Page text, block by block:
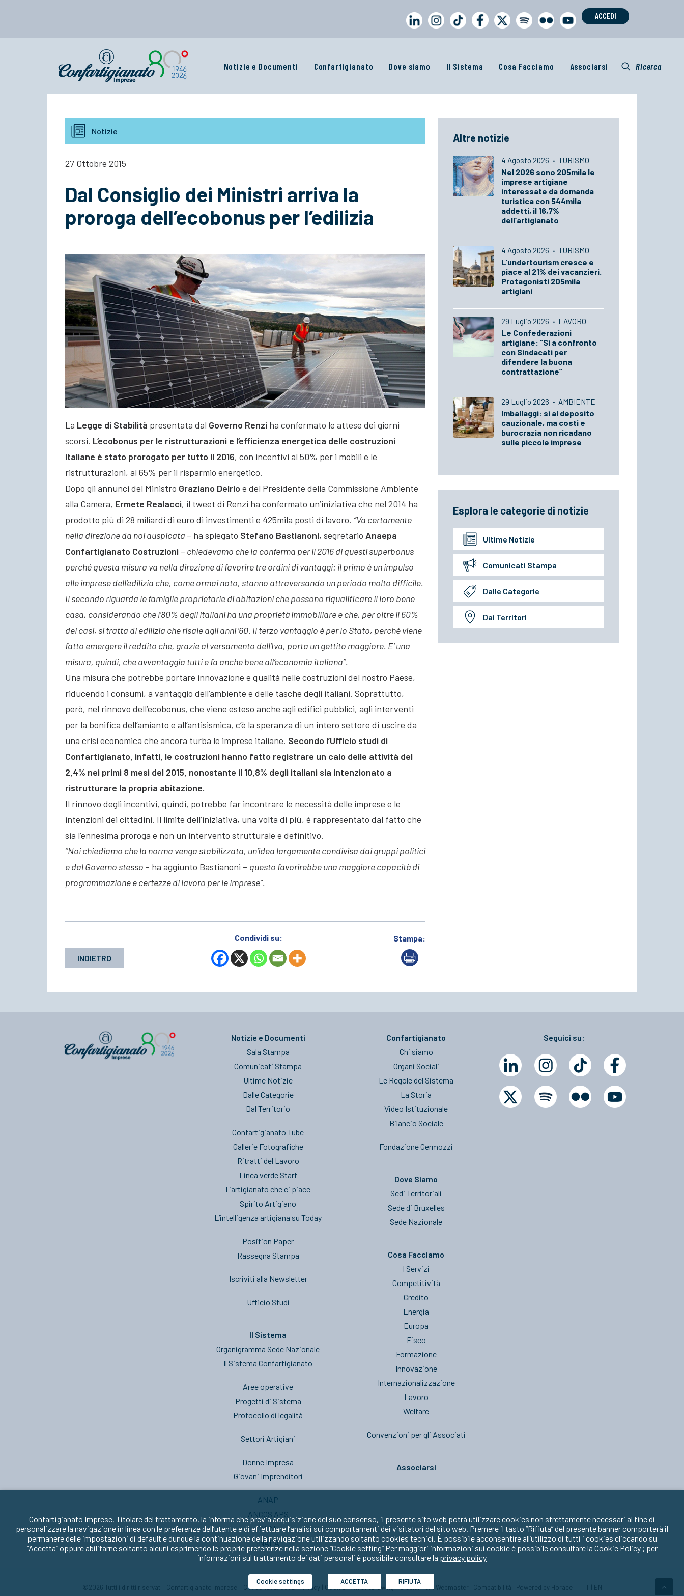
ACCEDI
Notizie e Documenti Confartigianato Dove siamo Il Sistema Cosa Facciamo Associarsi Ricerca
Notizie
27 Ottobre 2015
Dal Consiglio dei Ministri arriva la
proroga dell’ecobonus per l’edilizia
La Legge di Stabilità presentata dal Governo Renzi ha confermato le attese dei giorni
scorsi. L’ecobonus per le ristrutturazioni e l’efficienza energetica delle costruzioni
italiane è stato prorogato per tutto il 2016, con incentivi al 50% per i mobili e le
ristrutturazioni, al 65% per il risparmio energetico.
Dopo gli annunci del Ministro Graziano Delrio e del Presidente della Commissione Ambiente
alla Camera, Ermete Realacci, il tweet di Renzi ha confermato un’iniziativa che nel 2014 ha
prodotto più di 28 miliardi di euro di investimenti e 425mila posti di lavoro. “Va certamente
nella direzione da noi auspicata – ha spiegato Stefano Bastianoni, segretario Anaepa
Confartigianato Costruzioni – chiedevamo che la conferma per il 2016 di questi superbonus
perché questa misura va nella direzione di favorire tre ordini di vantaggi: il primo è un impulso
alle imprese dell’edilizia che, come ormai noto, stanno attraversando un periodo molto difficile.
Il secondo riguarda le famiglie proprietarie di abitazioni che possono riqualificare il loro bene
casa, considerando che l’80% degli italiani ha una proprietà immobiliare e che, per oltre il 60%
dei casi, si tratta di edilizia che risale agli anni ’60. Il terzo vantaggio è per lo Stato, perché viene
fatto emergere il reddito che, grazie al versamento dell’Iva, porta un gettito maggiore. E’ una
misura, quindi, che avvantaggia tutti e fa anche bene all’economia italiana”.
Una misura che potrebbe portare innovazione e qualità nelle costruzioni del nostro Paese,
riducendo i consumi, a vantaggio dell’ambiente e delle tasche degli italiani. Soprattutto,
però, nel rinnovo dell’ecobonus, che viene esteso anche agli edifici pubblici, agli interventi
per la bonifica dell’amianto e all’antisismica, c’è la speranza di un intero settore di uscire da
una crisi economica che ancora turba le imprese italiane. Secondo l’Ufficio studi di
Confartigianato, infatti, le costruzioni hanno fatto registrare un calo delle attività del
2,4% nei primi 8 mesi del 2015, nonostante il 10,8% degli italiani sia intenzionato a
ristrutturare la propria abitazione.
Il rinnovo degli incentivi, quindi, potrebbe far incontrare le necessità delle imprese e le
intenzioni dei cittadini. Il limite dell’iniziativa, una volta di più, è rappresentato dal fatto che
sia l’ennesima proroga e non un intervento strutturale e definitivo.
“Noi chiediamo che la norma venga stabilizzata, un’idea largamente condivisa dai gruppi politici
e dal Governo stesso – ha aggiunto Bastianoni – questo favorirebbe una maggiore capacità di
programmazione e certezze di lavoro per le imprese”.
INDIETRO
Condividi su: Stampa:
Altre notizie
4 Agosto 2026 · TURISMO
Nel 2026 sono 205mila le
imprese artigiane
interessate da domanda
turistica con 544mila
addetti, il 16,7%
dell’artigianato
4 Agosto 2026 · TURISMO
L’undertourism cresce e
piace al 21% dei vacanzieri.
Protagonisti 205mila
artigiani
29 Luglio 2026 · LAVORO
Le Confederazioni
artigiane: “Sì a confronto
con Sindacati per
difendere la buona
contrattazione”
29 Luglio 2026 · AMBIENTE
Imballaggi: sì al deposito
cauzionale, ma costi e
burocrazia non ricadano
sulle piccole imprese
Esplora le categorie di notizie
Ultime Notizie
Comunicati Stampa
Dalle Categorie
Dai Territori
Notizie e Documenti
Sala Stampa
Comunicati Stampa
Ultime Notizie
Dalle Categorie
Dal Territorio
Confartigianato Tube
Gallerie Fotografiche
Ritratti del Lavoro
Linea verde Start
L’artigianato che ci piace
Spirito Artigiano
L’intelligenza artigiana su Today
Position Paper
Rassegna Stampa
Iscriviti alla Newsletter
Ufficio Studi
Il Sistema
Organigramma Sede Nazionale
Il Sistema Confartigianato
Aree operative
Progetti di Sistema
Protocollo di legalità
Settori Artigiani
Donne Impresa
Giovani Imprenditori
ANAP
ANCOS APS
CAAF
INAPA
Confartigianato
Chi siamo
Organi Sociali
Le Regole del Sistema
La Storia
Video Istituzionale
Bilancio Sociale
Fondazione Germozzi
Dove Siamo
Sedi Territoriali
Sede di Bruxelles
Sede Nazionale
Cosa Facciamo
I Servizi
Competitività
Credito
Energia
Europa
Fisco
Formazione
Innovazione
Internazionalizzazione
Lavoro
Welfare
Convenzioni per gli Associati
Associarsi
Seguici su:
©2026 Tutti i diritti riservati | Confartigianato Imprese – C.F. 80429270582 |Privacy Cookie|Whistleblowing|Disclaimer| Webmaster Compatibilità | Powered by Horace IT EN
Confartigianato Imprese, Titolare del trattamento, la informa che previa acquisizione del suo consenso, il presente sito web potrà utilizzare cookies non strettamente necessari al fine di
personalizzare la navigazione in linea con le preferenze dell’utente e di effettuare l’analisi sui comportamenti dei visitatori del sito web. Premere il tasto “Rifiuta” del presente banner comporterà il
permanere delle impostazioni di default e dunque la continuazione della navigazione utilizzando soltanto cookies tecnici. È possibile acconsentire all’utilizzo di tutti i cookies cliccando su
“Accetta” oppure abilitarne soltanto alcuni esprimendo le proprie preferenze nella sezione “Cookie setting” Per maggiori informazioni sui cookie è possibile consultare la Cookie Policy; per
informazioni sul trattamento dei dati personali è possibile consultare la privacy policy
Cookie settings ACCETTA RIFIUTA